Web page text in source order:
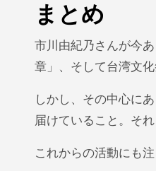
まとめ
市川由紀乃さんが今
章」、そして台湾文
しかし、その中心に
届けていること。そ
これからの活動にも